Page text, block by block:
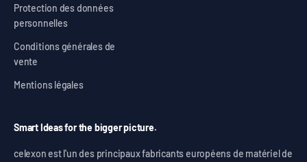
Protection des données
personnelles
Conditions générales de
vente
Mentions légales
Smart Ideas for the bigger picture.
celexon est l'un des principaux fabricants européens de matériel de